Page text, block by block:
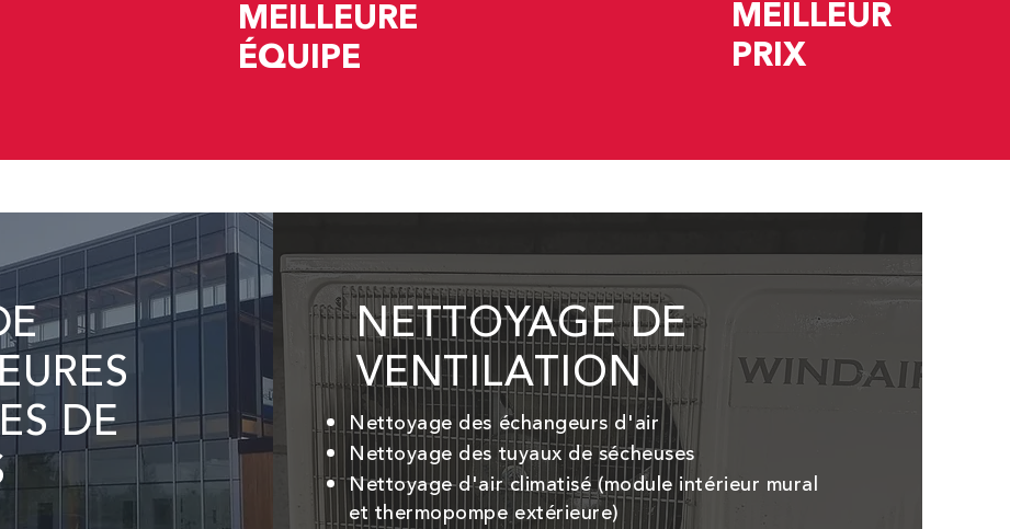
MEILLEURE
ÉQUIPE
MEILLEUR
PRIX
DE
NETTOYAGE DE
VENTILATION
Nettoyage des échangeurs d'air
Nettoyage des tuyaux de sécheuses
Nettoyage d'air climatisé (module intérieur mural
et thermopompe extérieure)